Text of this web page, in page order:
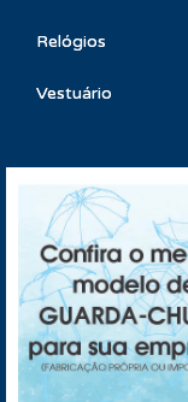
Relógios
Vestuário